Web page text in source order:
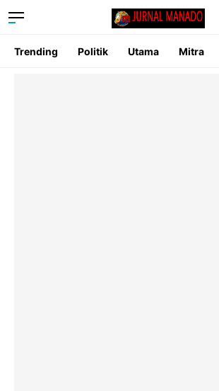
Trending Politik Utama Mitra